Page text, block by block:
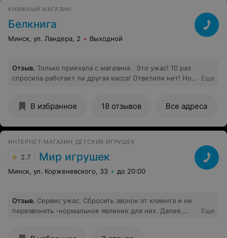
КНИЖНЫЙ МАГАЗИН
Белкнига
Минск, ул. Ландера, 2 Выходной
Отзыв. Только приехала с магазина . Это ужас! 10 раз
спросила работает ли другая касса! Ответили нет! Но
ваши продавцы ( зря не посмотрела ее бейджик)
испортили настроение праздничное!
Еще
В избранное 18 отзывов Все адреса
ИНТЕРНЕТ-МАГАЗИН ДЕТСКИХ ИГРУШЕК
2.7 Мир игрушек
Минск, ул. Корженевского, 33 до 20:00
Отзыв. Сервис ужас. Сбросить звонок от клиента и не
перезвонить -нормальное явление для них. Далее,
Еще